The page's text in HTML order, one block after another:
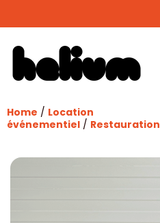
Home / Location
événementiel / Restauration